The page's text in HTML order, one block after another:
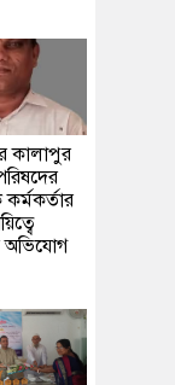
কালাপুর
কর্মকর্তার
অভিযোগ